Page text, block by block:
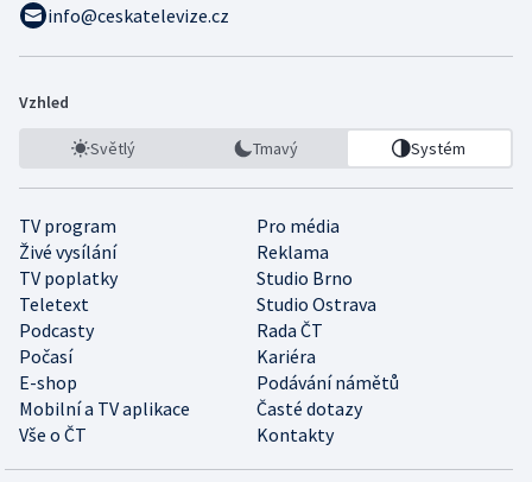
info@ceskatelevize.cz
Vzhled
Světlý Tmavý Systém
TV program
Pro média
Živé vysílání
Reklama
TV poplatky
Studio Brno
Teletext
Studio Ostrava
Podcasty
Rada ČT
Počasí
Kariéra
E-shop
Podávání námětů
Mobilní a TV aplikace
Časté dotazy
Vše o ČT
Kontakty